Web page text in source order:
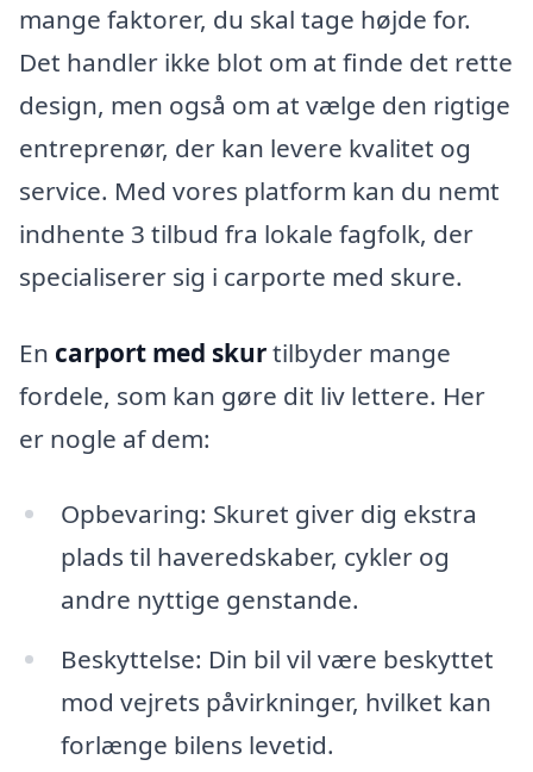
mange faktorer, du skal tage højde for.
Det handler ikke blot om at finde det rette
design, men også om at vælge den rigtige
entreprenør, der kan levere kvalitet og
service. Med vores platform kan du nemt
indhente 3 tilbud fra lokale fagfolk, der
specialiserer sig i carporte med skure.
En carport med skurtilbyder mange
fordele, som kan gøre dit liv lettere. Her
er nogle af dem:
Opbevaring: Skuret giver dig ekstra
plads til haveredskaber, cykler og
andre nyttige genstande.
Beskyttelse: Din bil vil være beskyttet
mod vejrets påvirkninger, hvilket kan
forlænge bilens levetid.